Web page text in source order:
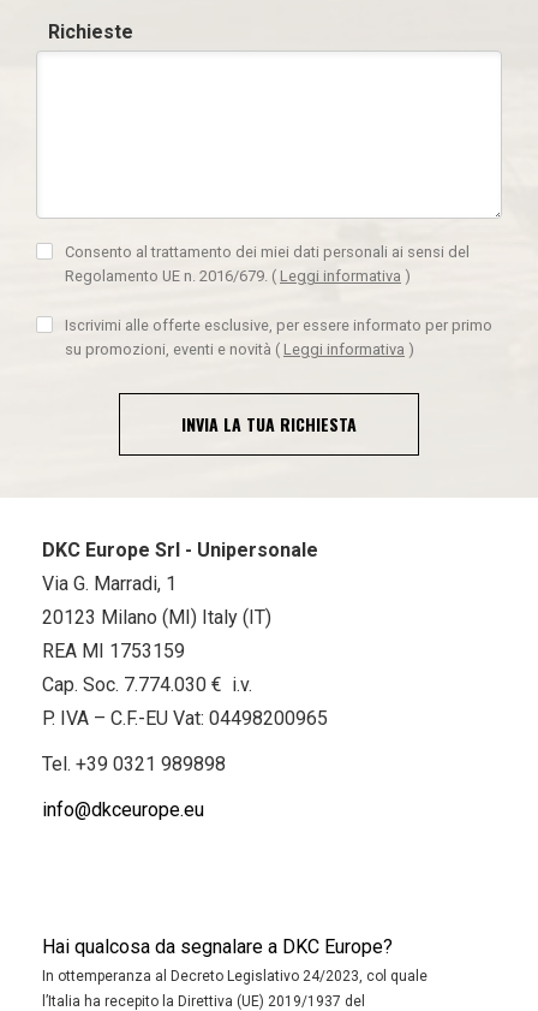
Richieste
Consento al trattamento dei miei dati personali ai sensi del
Regolamento UE n. 2016/679. ( Leggi informativa )
Iscrivimi alle offerte esclusive, per essere informato per primo
su promozioni, eventi e novità ( Leggi informativa )
INVIA LA TUA RICHIESTA
DKC Europe Srl - Unipersonale
Via G. Marradi, 1
20123 Milano (MI) Italy (IT)
REA MI 1753159
Cap. Soc. 7.774.030 € i.v.
P. IVA – C.F.-EU Vat: 04498200965
Tel. +39 0321 989898
info@dkceurope.eu
Hai qualcosa da segnalare a DKC Europe?
In ottemperanza al Decreto Legislativo 24/2023, col quale
l’Italia ha recepito la Direttiva (UE) 2019/1937 del